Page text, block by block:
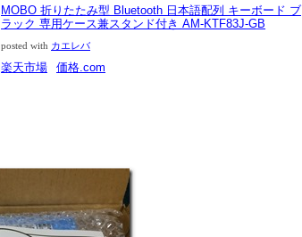
MOBO 折りたたみ型 Bluetooth 日本語配列 キーボード ブ
ラック 専用ケース兼スタンド付き AM-KTF83J-GB
posted with カエレバ
楽天市場 価格.com